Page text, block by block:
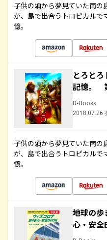
子供の頃から夢見ていた南
が、島で出合うトロピカルで
憶。
とろと
記憶。
D-Books
2018.07.26
子供の頃から夢見ていた南
が、島で出合うトロピカルで
憶。
地球の歩
心・安全